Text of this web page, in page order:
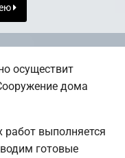
осуществит
дома
работ выполняется
готовые